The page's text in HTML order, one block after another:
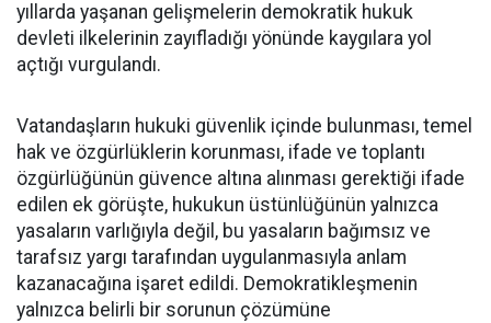
yıllarda yaşanan gelişmelerin demokratik hukuk
devleti ilkelerinin zayıfladığı yönünde kaygılara yol
açtığı vurgulandı.
Vatandaşların hukuki güvenlik içinde bulunması, temel
hak ve özgürlüklerin korunması, ifade ve toplantı
özgürlüğünün güvence altına alınması gerektiği ifade
edilen ek görüşte, hukukun üstünlüğünün yalnızca
yasaların varlığıyla değil, bu yasaların bağımsız ve
tarafsız yargı tarafından uygulanmasıyla anlam
kazanacağına işaret edildi. Demokratikleşmenin
yalnızca belirli bir sorunun çözümüne